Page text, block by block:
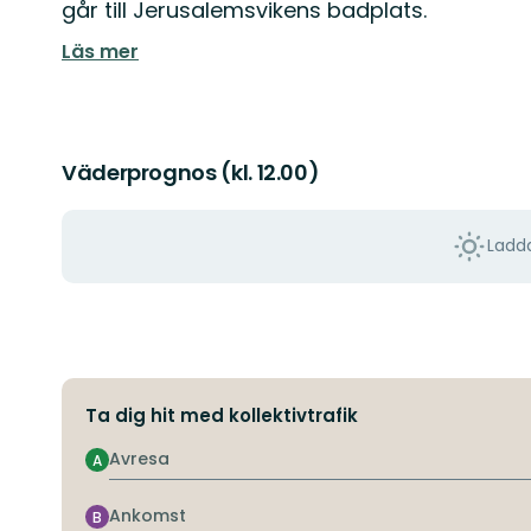
går till Jerusalemsvikens badplats.
Läs mer
Väderprognos (kl. 12.00)
Ta dig hit med kollektivtrafik
Avresa
A
Ankomst
B